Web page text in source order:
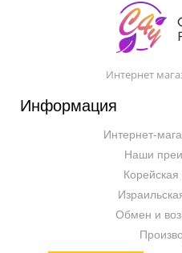
Интернет
Информация
Интернет-
Наши
Корейская
Обмен и